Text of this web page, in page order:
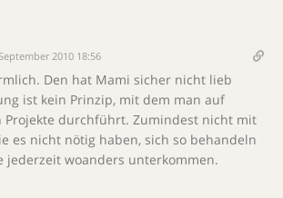
2010 18:56
Den hat Mami sicher nicht lieb
ist kein Prinzip, mit dem man auf
Projekte durchführt. Zumindest nicht mit
es nicht nötig haben, sich so behandeln
jederzeit woanders unterkommen.